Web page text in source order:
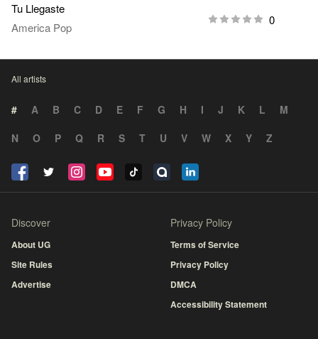
Tu Llegaste
America Pop
0
All artists
# A B C D E F G H I J K L
M
N
O P Q R S T U V W X Y Z
Discover
About UG
Site Rules
Advertise
Privacy Policy
Terms of Service
Privacy Policy
DMCA
Accessibility Statement